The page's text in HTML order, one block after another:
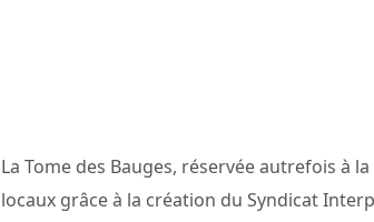
La Tome des Bauges, réservée autrefois à
locaux grâce à la création du Syndicat